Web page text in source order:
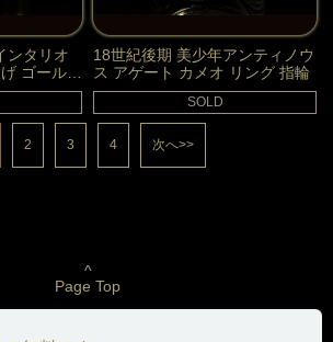
ンタリオ
ゴールド
18世紀後期 美少年アンティノウ
ス アゲート カメオ リング 指輪
SOLD
2 3 4 次へ>>
^
Page Top